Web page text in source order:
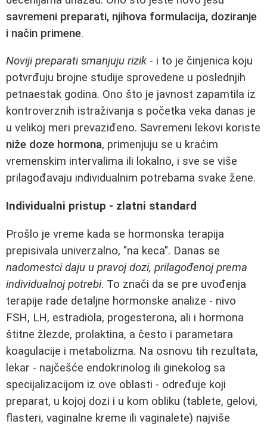
savremeni preparati, njihova formulacija, doziranje
i način primene.
Noviji preparati smanjuju rizik- i to je činjenica koju
potvrđuju brojne studije sprovedene u poslednjih
petnaestak godina. Ono što je javnost zapamtila iz
kontroverznih istraživanja s početka veka danas je
u velikoj meri prevaziđeno. Savremeni lekovi koriste
niže doze hormona, primenjuju se u kraćim
vremenskim intervalima ili lokalno, i sve se više
prilagođavaju individualnim potrebama svake žene.
Individualni pristup - zlatni standard
Prošlo je vreme kada se hormonska terapija
prepisivala univerzalno, "na keca". Danas se
nadomestci daju u pravoj dozi, prilagođenoj prema
individualnoj potrebi. To znači da se pre uvođenja
terapije rade detaljne hormonske analize - nivo
FSH, LH, estradiola, progesterona, ali i hormona
štitne žlezde, prolaktina, a često i parametara
koagulacije i metabolizma. Na osnovu tih rezultata,
lekar - najčešće endokrinolog ili ginekolog sa
specijalizacijom iz ove oblasti - određuje koji
preparat, u kojoj dozi i u kom obliku (tablete, gelovi,
flasteri, vaginalne kreme ili vaginalete) najviše